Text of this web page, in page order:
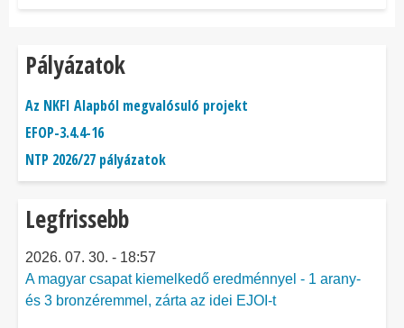
Pályázatok
Az NKFI Alapból megvalósuló projekt
EFOP-3.4.4-16
NTP 2026/27 pályázatok
Legfrissebb
2026. 07. 30. - 18:57
A magyar csapat kiemelkedő eredménnyel - 1 arany-
és 3 bronzéremmel, zárta az idei EJOI-t